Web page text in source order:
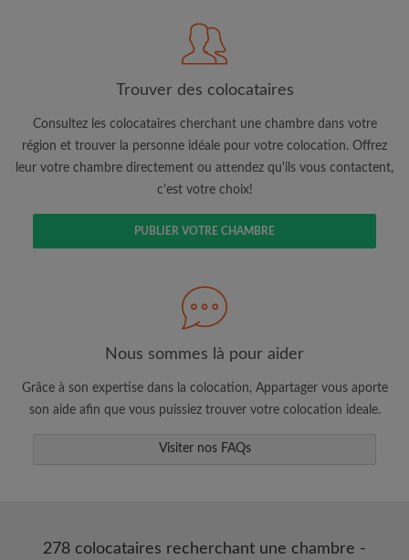
J'ai lu, compris et accepte les
Conditions d'utilisation
et ai pris connaissance de la
CRÉER PROFIL
Je souhaite recevoir des offres exclusives et des mises à
Faites une recherche selon ce qui vous
semble important
Consultez les chambres et les profils des
Sauvegardez vos recherches
annonce correspondant à vos critères
Trouver des colocataires
Consultez les colocataires cherchant une chambre dans votre
région et trouver la personne idéale pour votre colocation. Offrez
leur votre chambre directement ou attendez qu'ils vous contactent,
c'est votre choix!
PUBLIER VOTRE CHAMBRE
Nous sommes là pour aider
Grâce à son expertise dans la colocation, Appartager vous aporte
son aide afin que vous puissiez trouver votre colocation ideale.
Visiter nos FAQs
278 colocataires recherchant une chambre -